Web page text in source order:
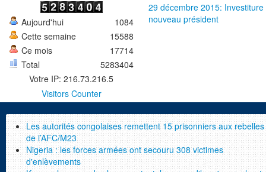
Aujourd'hui
Cette semaine
Ce mois
Total
1084
15588
17714
5283404
Votre IP: 216.73.216.5
Visitors Counter
29 décembre 2015: Investiture
nouveau président
Les autorités congolaises remettent 15 prisonniers aux rebelles
de l’AFC/M23
Nigeria : les forces armées ont secouru 308 victimes
d'enlèvements